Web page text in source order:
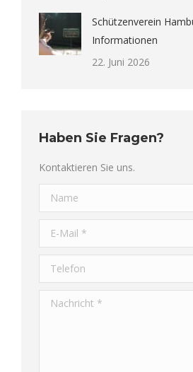
Schützenverein
Informationen
22. Juni 2026
Haben Sie Fragen?
Kontaktieren Sie uns.
Name
E-Mail *
Telefon
Nachricht *